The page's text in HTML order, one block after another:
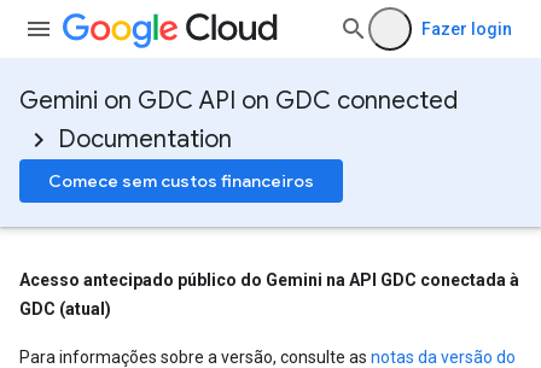
Fazer login
Gemini on GDC API on GDC connected
Documentation
Comece sem custos financeiros
Acesso antecipado público do Gemini na API GDC conectada à
GDC (atual)
Para informações sobre a versão, consulte as notas da versão do